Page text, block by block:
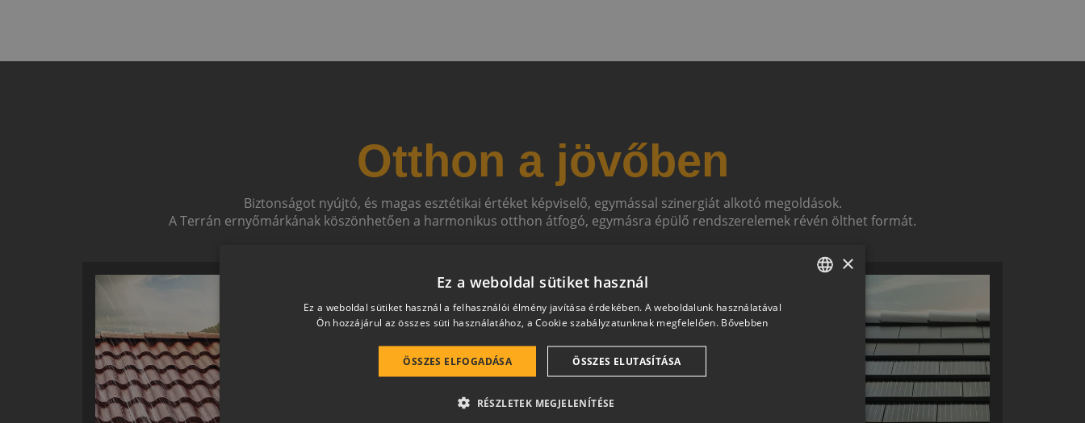
Otthon a jövőben
Biztonságot nyújtó, és magas esztétikai értéket képviselő, egymással szinergiát alkotó megoldások.
A Terrán ernyőmárkának köszönhetően a harmonikus otthon átfogó, egymásra épülő rendszerelemek révén ölthet formát.
×
Ez a weboldal sütiket használ
Ez a weboldal sütiket használ a felhasználói élmény javítása érdekében. A weboldalunk használatával
Ön hozzájárul az összes süti használatához, a Cookie szabályzatunknak megfelelően. Bővebben
ÖSSZES ELFOGADÁSA ÖSSZES ELUTASÍTÁSA
RÉSZLETEK MEGJELENÍTÉSE